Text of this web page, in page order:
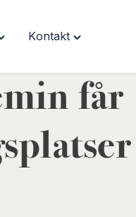
Toggle
Kontakt
Toggle
menu
får